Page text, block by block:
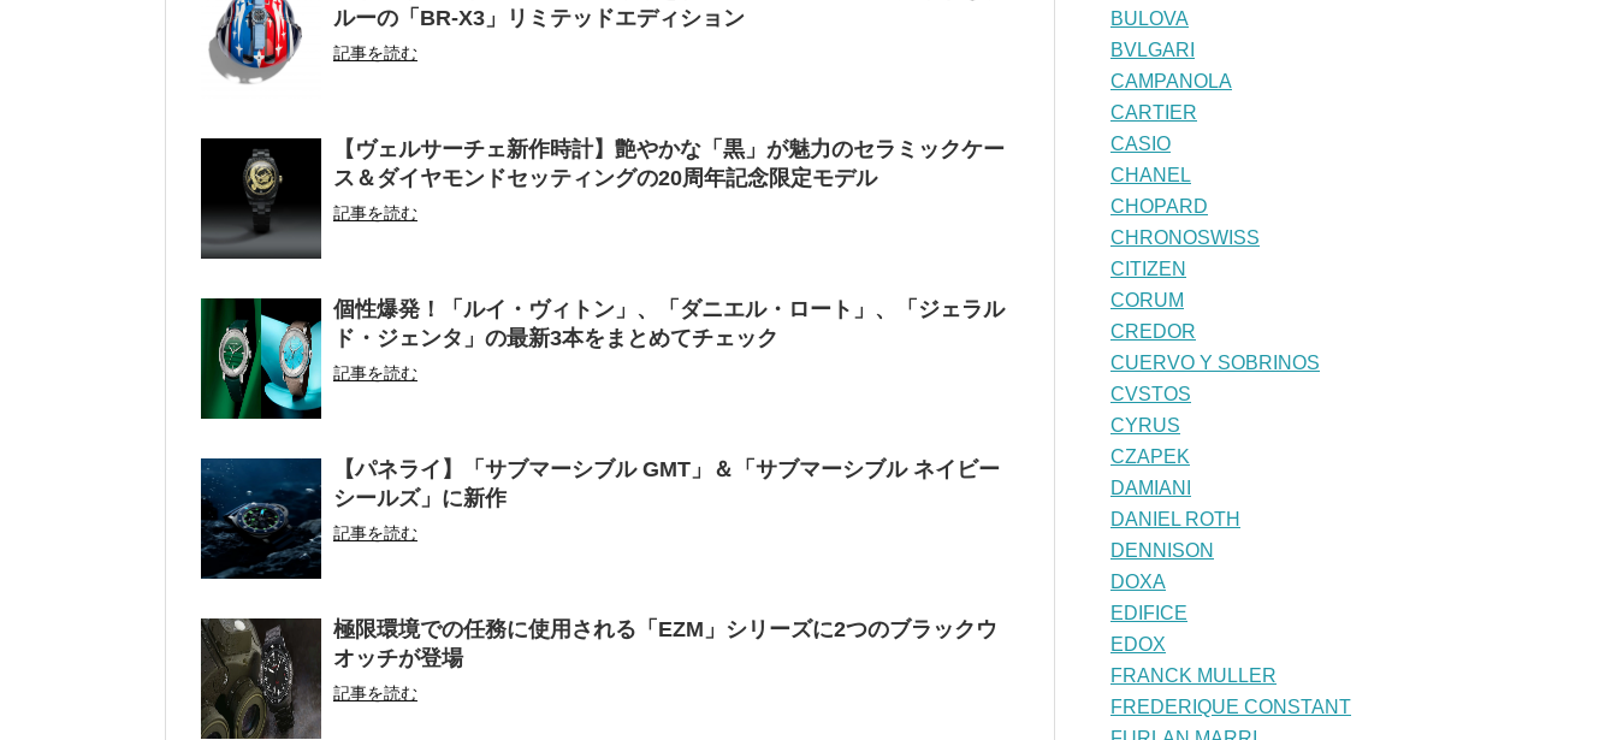
ルーの「BR-X3」リミテッドエディション
記事を読む
【ヴェルサーチェ新作時計】艶やかな「黒」が魅力のセラミックケー
ス＆ダイヤモンドセッティングの20周年記念限定モデル
記事を読む
個性爆発！「ルイ・ヴィトン」、「ダニエル・ロート」、「ジェラル
ド・ジェンタ」の最新3本をまとめてチェック
記事を読む
【パネライ】「サブマーシブル GMT」＆「サブマーシブル ネイビー
シールズ」に新作
記事を読む
極限環境での任務に使用される「EZM」シリーズに2つのブラックウ
オッチが登場
記事を読む
BULOVA
BVLGARI
CAMPANOLA
CARTIER
CASIO
CHANEL
CHOPARD
CHRONOSWISS
CITIZEN
CORUM
CREDOR
CUERVO Y SOBRINOS
CVSTOS
CYRUS
CZAPEK
DAMIANI
DANIEL ROTH
DENNISON
DOXA
EDIFICE
EDOX
FRANCK MULLER
FREDERIQUE CONSTANT